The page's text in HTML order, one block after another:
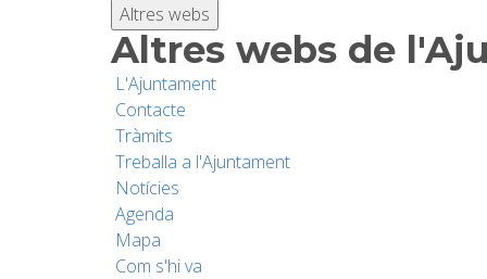
Altres webs
Altres webs de
L'Ajuntament
Contacte
Tràmits
Treballa a l'Ajuntament
Notícies
Agenda
Mapa
Com s'hi va